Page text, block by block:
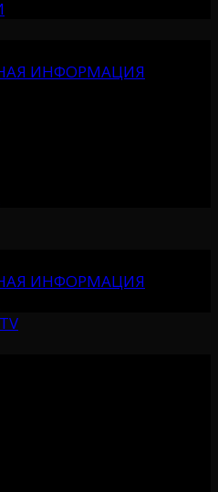
ИНФОРМАЦИЯ
ИНФОРМАЦИЯ